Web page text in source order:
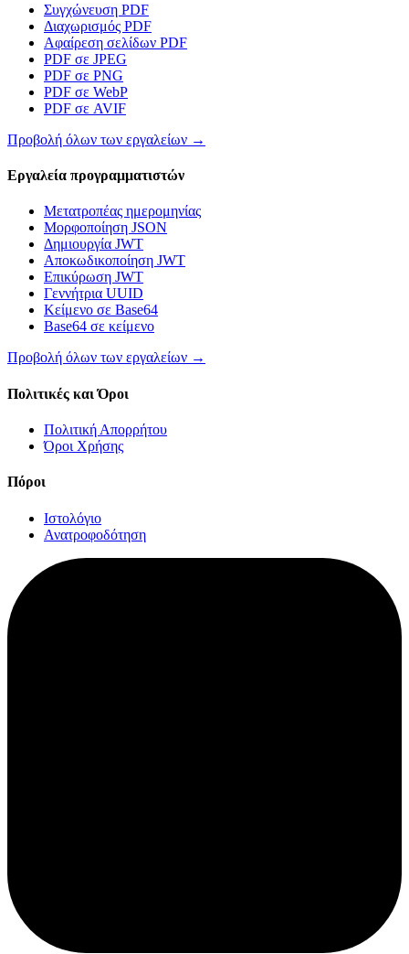
Συγχώνευση PDF
Διαχωρισμός PDF
Αφαίρεση σελίδων PDF
PDF σε JPEG
PDF σε PNG
PDF σε WebP
PDF σε AVIF
Προβολή όλων των εργαλείων →
Εργαλεία προγραμματιστών
Μετατροπέας ημερομηνίας
Μορφοποίηση JSON
Δημιουργία JWT
Αποκωδικοποίηση JWT
Επικύρωση JWT
Γεννήτρια UUID
Κείμενο σε Base64
Base64 σε κείμενο
Προβολή όλων των εργαλείων →
Πολιτικές και Όροι
Πολιτική Απορρήτου
Όροι Χρήσης
Πόροι
Ιστολόγιο
Ανατροφοδότηση